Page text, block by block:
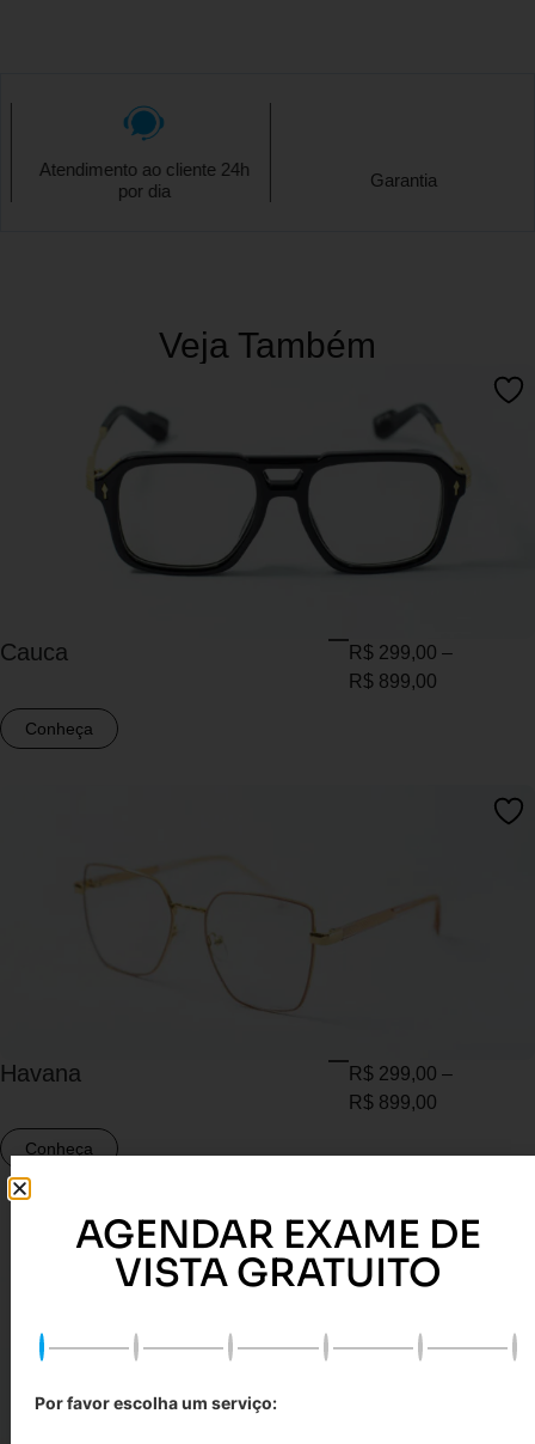
Atendimento ao cliente 24h
por dia
Garantia
Veja Também
Cauca R$ 299,00 –
R$ 899,00
Conheça
Havana R$ 299,00 –
R$ 899,00
Conheça
AGENDAR EXAME DE
VISTA GRATUITO
Por favor escolha um serviço: